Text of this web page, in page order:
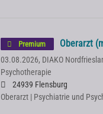
Premium Oberarzt
03.08.2026, DIAKO
Psychotherapie
24939 Flensburg
Oberarzt | Psychiatrie und